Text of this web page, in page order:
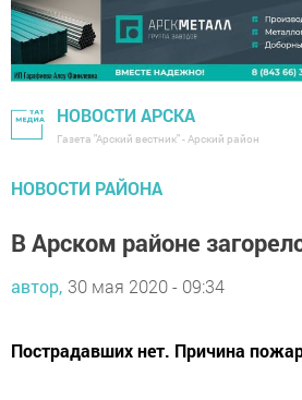
НОВОСТИ АРСКА
Газета "Арский вестник" - Арский район
НОВОСТИ РАЙОНА
В Арском районе
автор, 30 мая 2020 - 09:34
Пострадавших нет. Причина